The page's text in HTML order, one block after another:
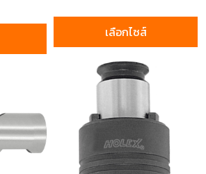
เลือกไซส์